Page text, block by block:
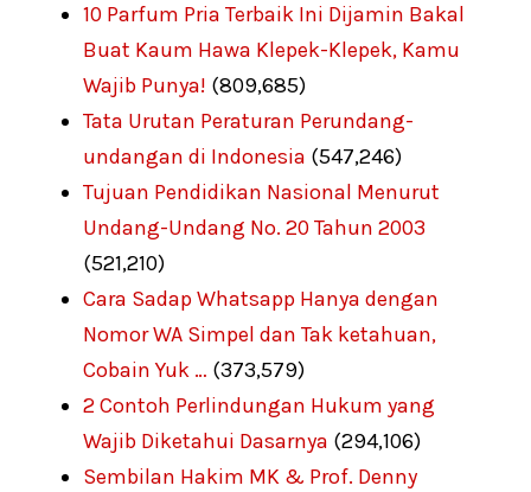
10 Parfum Pria Terbaik Ini Dijamin Bakal
Buat Kaum Hawa Klepek-Klepek, Kamu
Wajib Punya! (809,685)
Tata Urutan Peraturan Perundang-
undangan di Indonesia (547,246)
Tujuan Pendidikan Nasional Menurut
Undang-Undang No. 20 Tahun 2003
(521,210)
Cara Sadap Whatsapp Hanya dengan
Nomor WA Simpel dan Tak ketahuan,
Cobain Yuk … (373,579)
2 Contoh Perlindungan Hukum yang
Wajib Diketahui Dasarnya (294,106)
Sembilan Hakim MK & Prof. Denny